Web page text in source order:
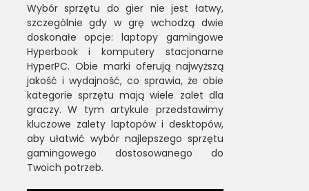
Wybór sprzętu do gier nie jest łatwy,
szczególnie gdy w grę wchodzą dwie
doskonałe opcje: laptopy gamingowe
Hyperbook i komputery stacjonarne
HyperPC. Obie marki oferują najwyższą
jakość i wydajność, co sprawia, że obie
kategorie sprzętu mają wiele zalet dla
graczy. W tym artykule przedstawimy
kluczowe zalety laptopów i desktopów,
aby ułatwić wybór najlepszego sprzętu
gamingowego dostosowanego do
Twoich potrzeb.